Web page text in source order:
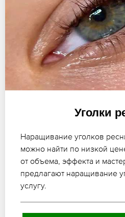
Уголки
Наращивание уголков
можно найти по низкой
от объема, эффекта и
предлагают наращивание
услугу.